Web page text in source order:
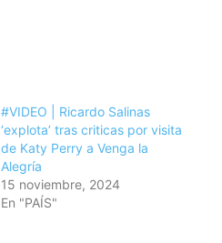
#VIDEO | Ricardo Salinas
‘explota’ tras criticas por visita
de Katy Perry a Venga la
Alegría
15 noviembre, 2024
En "PAÍS"